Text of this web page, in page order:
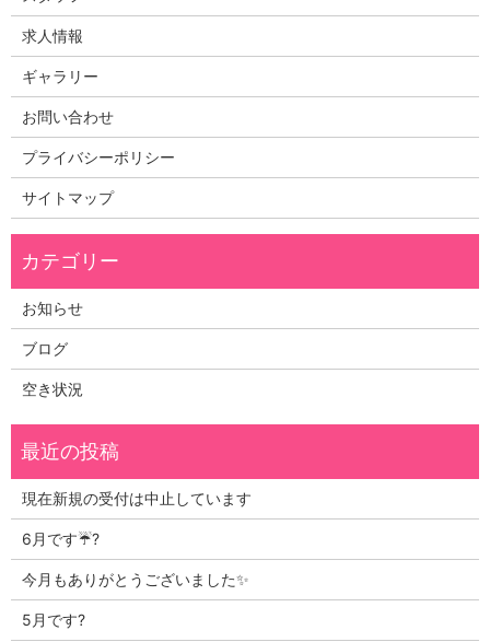
求人情報
ギャラリー
お問い合わせ
プライバシーポリシー
サイトマップ
お知らせ
ブログ
空き状況
現在新規の受付は中止しています
6月です☔?
今月もありがとうございました✨
5月です?